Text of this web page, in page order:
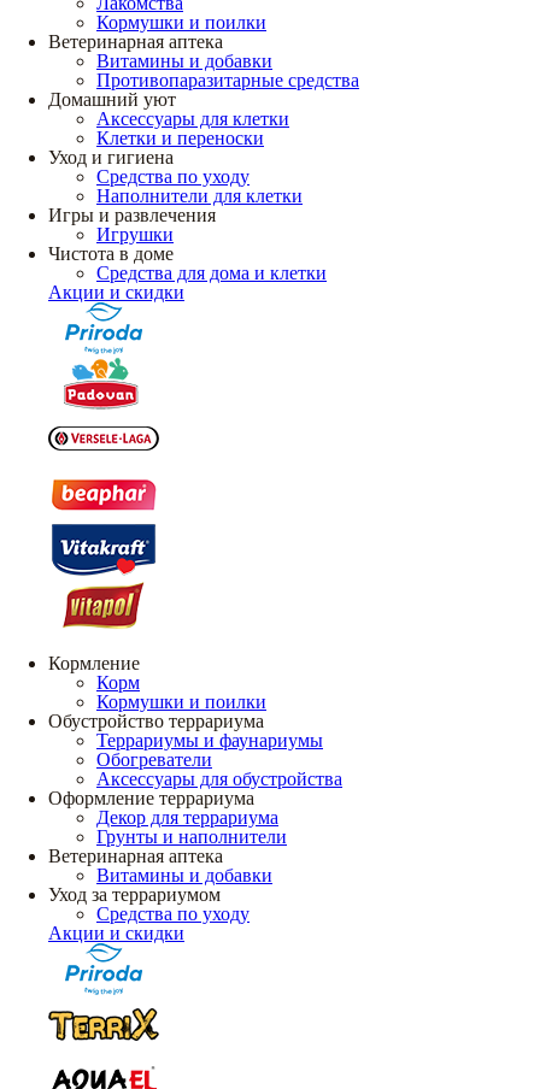
Кормушки и поилки
Ветеринарная аптека
Витамины и добавки
Противопаразитарные средства
Домашний уют
Аксессуары для клетки
Клетки и переноски
Уход и гигиена
Средства по уходу
Наполнители для клетки
Игры и развлечения
Игрушки
Чистота в доме
Средства для дома и клетки
Акции и скидки
Кормление
Корм
Кормушки и поилки
Обустройство террариума
Террариумы и фаунариумы
Обогреватели
Аксессуары для обустройства
Оформление террариума
Декор для террариума
Грунты и наполнители
Ветеринарная аптека
Витамины и добавки
Уход за террариумом
Средства по уходу
Акции и скидки